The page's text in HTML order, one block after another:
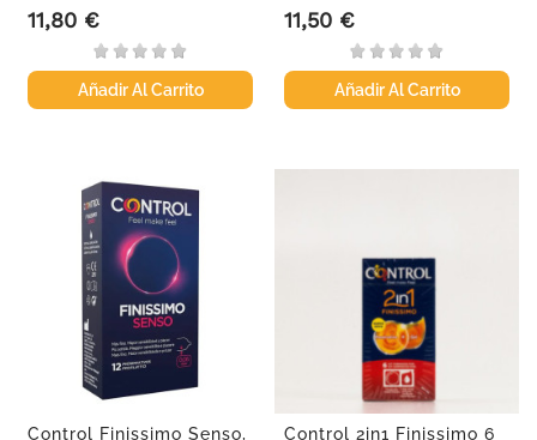
Precio
11,80 €
Añadir Al Carrito
Precio
11,50 €
Añadir Al Carrito
Control Finissimo Senso,
Control 2in1 Finissimo 6